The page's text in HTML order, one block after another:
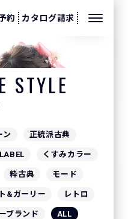
約 カタログ請求
イル
STYLE
ン 正統派古典
くすみカラー
粋古典 モード
&ガーリー レトロ
ブランド ALL